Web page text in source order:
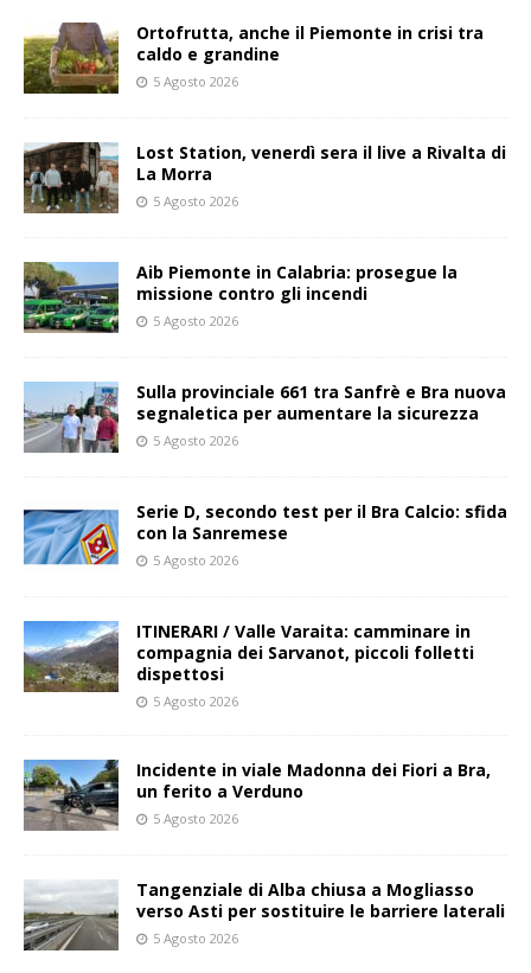
Ortofrutta, anche il Piemonte in crisi tra
caldo e grandine
5 Agosto 2026
Lost Station, venerdì sera il live a Rivalta di
La Morra
5 Agosto 2026
Aib Piemonte in Calabria: prosegue la
missione contro gli incendi
5 Agosto 2026
Sulla provinciale 661 tra Sanfrè e Bra nuova
segnaletica per aumentare la sicurezza
5 Agosto 2026
Serie D, secondo test per il Bra Calcio: sfida
con la Sanremese
5 Agosto 2026
ITINERARI / Valle Varaita: camminare in
compagnia dei Sarvanot, piccoli folletti
dispettosi
5 Agosto 2026
Incidente in viale Madonna dei Fiori a Bra,
un ferito a Verduno
5 Agosto 2026
Tangenziale di Alba chiusa a Mogliasso
verso Asti per sostituire le barriere laterali
5 Agosto 2026